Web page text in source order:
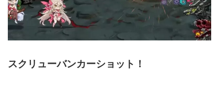
スクリューバンカーショット！